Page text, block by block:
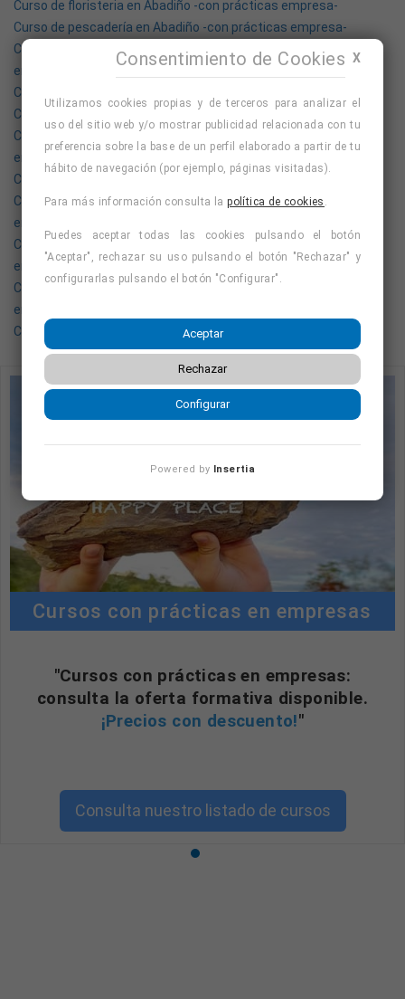
Curso de floristeria en Abadiño -con prácticas empresa-
Curso de pescadería en Abadiño -con prácticas empresa-
Curso auxiliar medicina estética en Abadiño -con prácticas
empresa-
Curso de péndulo hebreo en Abadiño
Curso celador en Abadiño -con prácticas empresa-
Curso monitor/a de natación en Abadiño -con prácticas
empresa-
Curso de carretillero en Abadiño -con prácticas-
Curso monitor/a tiempo libre en Abadiño -con prácticas
empresa-
Curso auxiliar higienista bucodental en Abadiño -con prácticas
empresa-
Curso instalador placas solares en Abadiño -con prácticas
empresa-
Curso de panadería en Abadiño -con prácticas empresa-
Cursos con prácticas en empresas
"Cursos con prácticas en empresas:
consulta la oferta formativa disponible.
¡Precios con descuento!"
Consulta nuestro listado de cursos
X
Consentimiento de Cookies
Utilizamos cookies propias y de terceros para analizar el
uso del sitio web y/o mostrar publicidad relacionada con tu
preferencia sobre la base de un perfil elaborado a partir de tu
hábito de navegación (por ejemplo, páginas visitadas).
Para más información consulta lapolítica de cookies .
Puedes aceptar todas las cookies pulsando el botón
"Aceptar", rechazar su uso pulsando el botón "Rechazar" y
configurarlas pulsando el botón "Configurar".
Aceptar
Rechazar
Configurar
Powered by Insertia